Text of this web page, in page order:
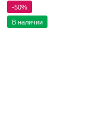
-50%
В наличии